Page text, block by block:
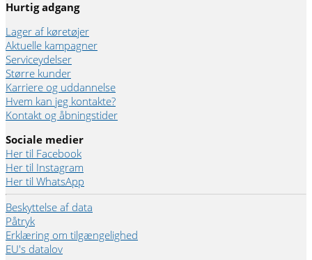
Hurtig adgang
Lager af køretøjer
Aktuelle kampagner
Serviceydelser
Større kunder
Karriere og uddannelse
Hvem kan jeg kontakte?
Kontakt og åbningstider
Sociale medier
Her til Facebook
Her til Instagram
Her til WhatsApp
Beskyttelse af data
Påtryk
Erklæring om tilgængelighed
EU's datalov